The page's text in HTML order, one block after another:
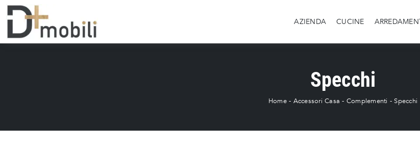
AZIENDA CUCINE
Specchi
Home- Accessori Casa - Complementi - Specchi